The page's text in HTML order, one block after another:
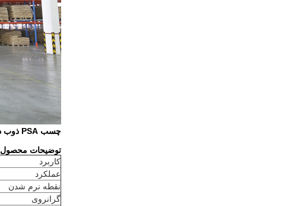
چسب PSA ذوب داغ شفاف زرد مقاوم در برابر پیری بالا برای نوارها
توضیحات محصول
کاربرد
عملکرد
نقطه نرم شدن
گرانروی